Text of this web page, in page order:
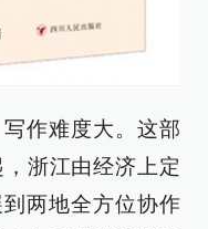
写作难度大。这部
浙江由经济上定
两地全方位协作